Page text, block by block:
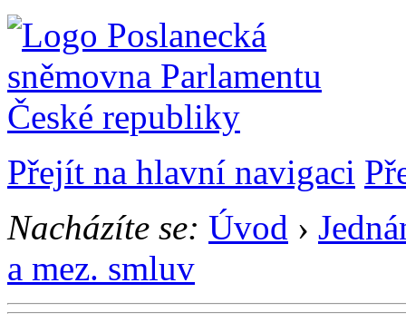
Přejít na hlavní navigaci
Nacházíte se: Úvod ›
a mez. smluv